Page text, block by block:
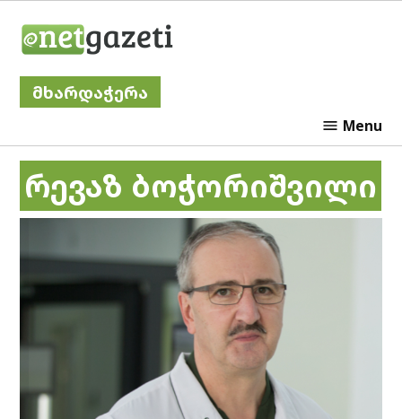
მხარდაჭერა
Menu
რევაზ ბოჭორიშვილი